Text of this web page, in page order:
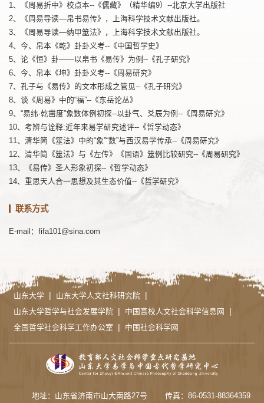
1、《周易折中》校点本--《儒藏》（精华编9）--北京大学出版社
2、《周易导读—帛书易传》，上海科学技术文献出版社。
3、《周易导读—纳甲筮法》，上海科学技术文献出版社。
4、今、帛本《乾》卦卦义考--《中国哲学史》
5、论《恒》卦——以帛书《易传》为例--《孔子研究》
6、今、帛本《坤》卦卦义考--《周易研究》
7、孔子与《易传》的文本形成之管见--《孔子研究》
8、谈《周易》中的“福”--《东岳论丛》
9、“易纬·乾凿度”象数体例初探--以卦气、爻辰为例--《周易研究》
10、考辨与诠释:近年来易学研究述评--《哲学动态》
11、清华简《筮法》中的“象”“数”与西汉易学传承--《周易研究》
12、清华简《筮法》与《左传》《国语》筮例比较研究--《周易研究》
13、《易传》圣人形象初探--《哲学动态》
14、重思天人合一思想及其生态价值--《哲学研究》
联系方式
E-mail：fifa101@sina.com
山东大学 | 山东大学人文社科研究院 |
山东大学哲学与社会发展学院 | 中国高校人文社会科学信息网 |
全国哲学社会科学工作办公室 | 中国社会科学网
地址：山东省济南市山大南路27号 传真：86-0531-88364359